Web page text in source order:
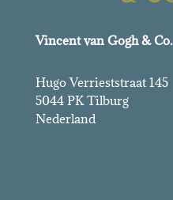
Vincent van Gogh & Co.
Hugo Verrieststraat 145
5044 PK Tilburg
Nederland